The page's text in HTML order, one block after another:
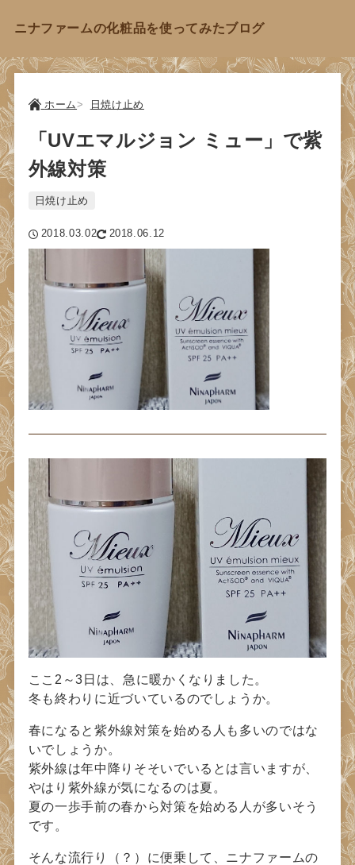
ニナファームの化粧品を使ってみたブログ
ホーム 日焼け止め
「UVエマルジョン ミュー」で紫
外線対策
日焼け止め
2018.03.02 2018.06.12
ここ2～3日は、急に暖かくなりました。
冬も終わりに近づいているのでしょうか。
春になると紫外線対策を始める人も多いのではな
いでしょうか。
紫外線は年中降りそそいでいるとは言いますが、
やはり紫外線が気になるのは夏。
夏の一歩手前の春から対策を始める人が多いそう
です。
そんな流行り（？）に便乗して、ニナファームの